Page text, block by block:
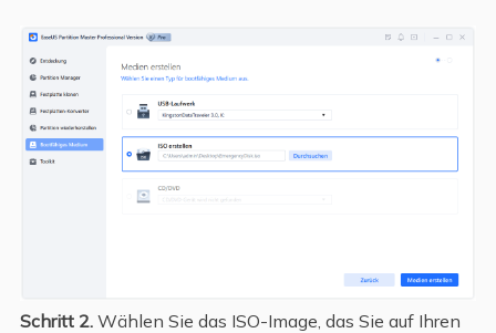
Schritt 2.Wählen Sie das ISO-Image, das Sie auf Ihren